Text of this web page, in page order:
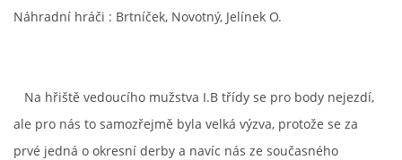
STARŠÍ PŘÍPRAVKA R 2012 + 2013
MLADŠÍ PŘÍPRAVKA R2014-2015
Náhradní hráči : Brtníček, Novotný, Jelínek O.
Na hřiště vedoucího mužstva I.B třídy se pro body nejezdí,
ale pro nás to samozřejmě byla velká výzva, protože se za
prvé jedná o okresní derby a navíc nás ze současného